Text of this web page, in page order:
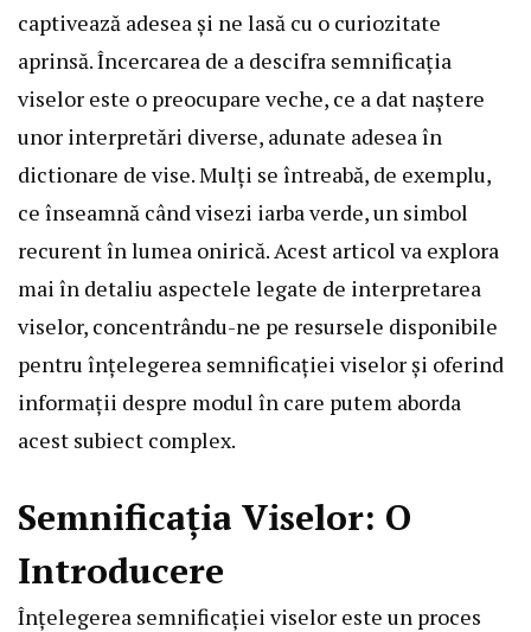
captivează adesea și ne lasă cu o curiozitate
aprinsă. Încercarea de a descifra semnificația
viselor este o preocupare veche, ce a dat naștere
unor interpretări diverse, adunate adesea în
dictionare de vise. Mulți se întreabă, de exemplu,
ce înseamnă când visezi iarba verde, un simbol
recurent în lumea onirică. Acest articol va explora
mai în detaliu aspectele legate de interpretarea
viselor, concentrându-ne pe resursele disponibile
pentru înțelegerea semnificației viselor și oferind
informații despre modul în care putem aborda
acest subiect complex.
Semnificația Viselor: O
Introducere
Înțelegerea semnificației viselor este un proces